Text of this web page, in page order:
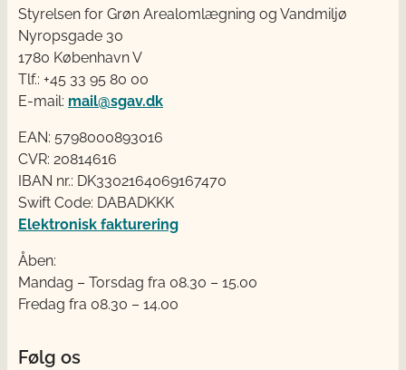
Styrelsen for Grøn Arealomlægning og Vandmiljø
Nyropsgade 30
1780 København V
Tlf.: +45 33 95 80 00
E-mail: mail@sgav.dk
EAN: 5798000893016
CVR: 20814616
IBAN nr.: DK3302164069167470
Swift Code: DABADKKK
Elektronisk fakturering
Åben:
Mandag – Torsdag fra 08.30 – 15.00
Fredag fra 08.30 – 14.00
Følg os